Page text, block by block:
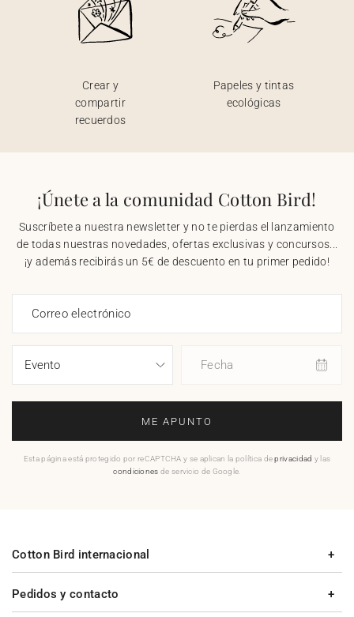
Crear y
compartir
recuerdos
Papeles y tintas
ecológicas
¡Únete a la comunidad Cotton Bird!
Suscríbete a nuestra newsletter y no te pierdas el lanzamiento
de todas nuestras novedades, ofertas exclusivas y concursos...
¡y además recibirás un 5€ de descuento en tu primer pedido!
Correo electrónico
Fecha
ME APUNTO
Esta página está protegido por reCAPTCHA y se aplican la política deprivacidad y las
condiciones de servicio de Google.
Pedidos y contacto
Cotton Bird internacional